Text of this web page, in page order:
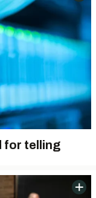
for telling